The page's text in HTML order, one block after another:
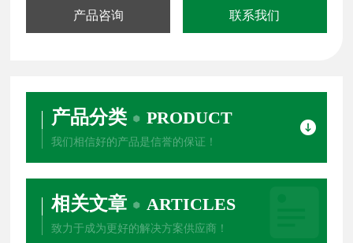
产品咨询 联系我们
产品分类 PRODUCT
我们相信好的产品是信誉的保证！
相关文章 ARTICLES
致力于成为更好的解决方案供应商！